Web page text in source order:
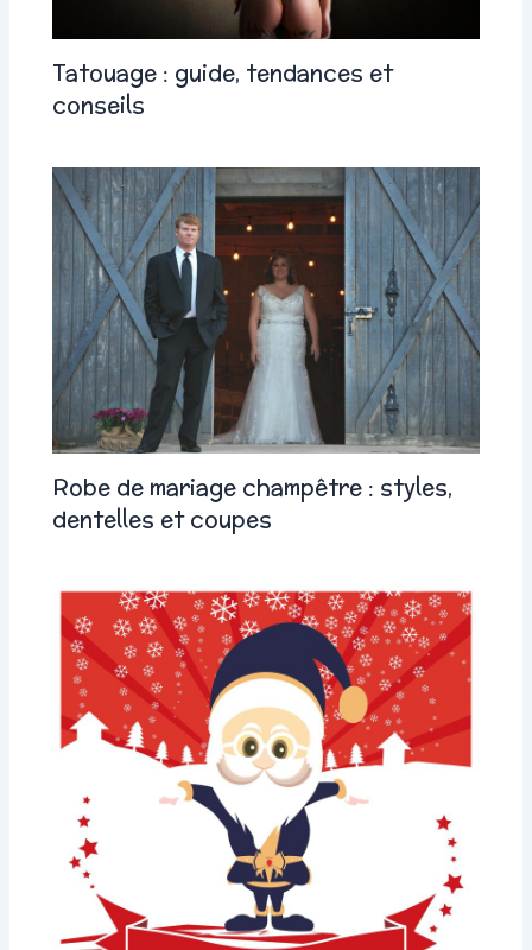
Tatouage : guide, tendances et
conseils
Robe de mariage champêtre : styles,
dentelles et coupes